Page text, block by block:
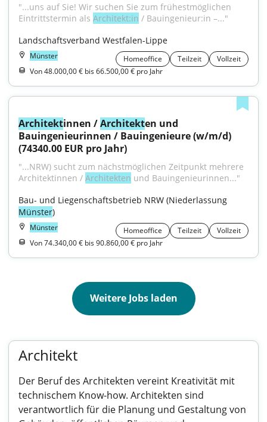
"...uns auf Sie! Wir suchen Sie zum frühestmöglichen
Eintrittstermin als Architekt:in / Bauingenieur:in –..."
Landschaftsverband Westfalen-Lippe
Münster Homeoffice Teilzeit
Vollzeit
Von 48.000,00 € bis 66.500,00 € pro Jahr
Architektinnen / Architekten und
Bauingenieurinnen / Bauingenieure (w/m/d)
(74340.00 EUR pro Jahr)
"...NRW) sucht zum nächstmöglichen Zeitpunkt mehrere
Architektinnen / Architekten und Bauingenieurinnen..."
Münster)
Münster Homeoffice Teilzeit
Vollzeit
Von 74.340,00 € bis 90.860,00 € pro Jahr
Weitere Jobs laden
Architekt
Der Beruf des Architekten vereint Kreativität mit
technischem Know-how. Architekten sind
verantwortlich für die Planung und Gestaltung von